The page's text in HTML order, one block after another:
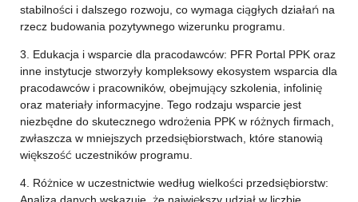
stabilności i dalszego rozwoju, co wymaga ciągłych działań na
rzecz budowania pozytywnego wizerunku programu.
3. Edukacja i wsparcie dla pracodawców: PFR Portal PPK oraz
inne instytucje stworzyły kompleksowy ekosystem wsparcia dla
pracodawców i pracowników, obejmujący szkolenia, infolinię
oraz materiały informacyjne. Tego rodzaju wsparcie jest
niezbędne do skutecznego wdrożenia PPK w różnych firmach,
zwłaszcza w mniejszych przedsiębiorstwach, które stanowią
większość uczestników programu.
4. Różnice w uczestnictwie według wielkości przedsiębiorstw: